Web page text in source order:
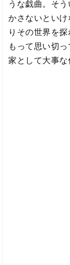
うな戯曲。そ
かさないとい
りその世界を
もって思い切
家として大事な